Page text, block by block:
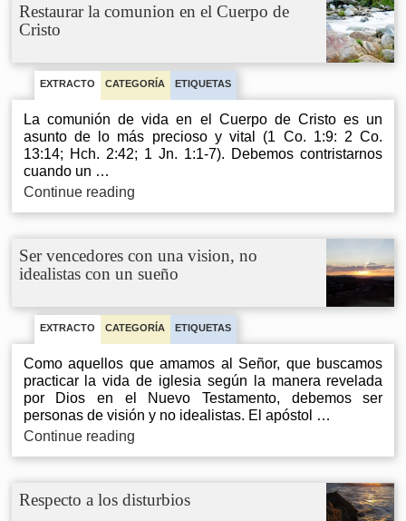
por
importantes
Restaurar la comunion en el Cuerpo de
Cristo
EXTRACTO CATEGORÍA ETIQUETAS
La comunión de vida en el Cuerpo de Cristo es un
asunto de lo más precioso y vital (1 Co. 1:9: 2 Co.
13:14; Hch. 2:42; 1 Jn. 1:1-7). Debemos contristarnos
cuando un …
Continue readingRestaurar
la
el
Cuerpo
Cristo
Ser vencedores con una vision, no
idealistas con un sueño
EXTRACTO CATEGORÍA ETIQUETAS
Como aquellos que amamos al Señor, que buscamos
practicar la vida de iglesia según la manera revelada
por Dios en el Nuevo Testamento, debemos ser
personas de visión y no idealistas. El apóstol …
Continue readingSer
vencedores
vision,
Respecto a los disturbios